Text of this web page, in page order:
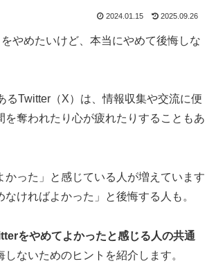
2024.01.15 2025.09.26
をやめたいけど、本当にやめて後悔しな
るTwitter（X）は、情報収集や交流に便
を奪われたり心が疲れたりすることもあ
かった」と感じている人が増えています
なければよかった」と後悔する人も。
をやめてよかったと感じる人の共通
しないためのヒントを紹介します。